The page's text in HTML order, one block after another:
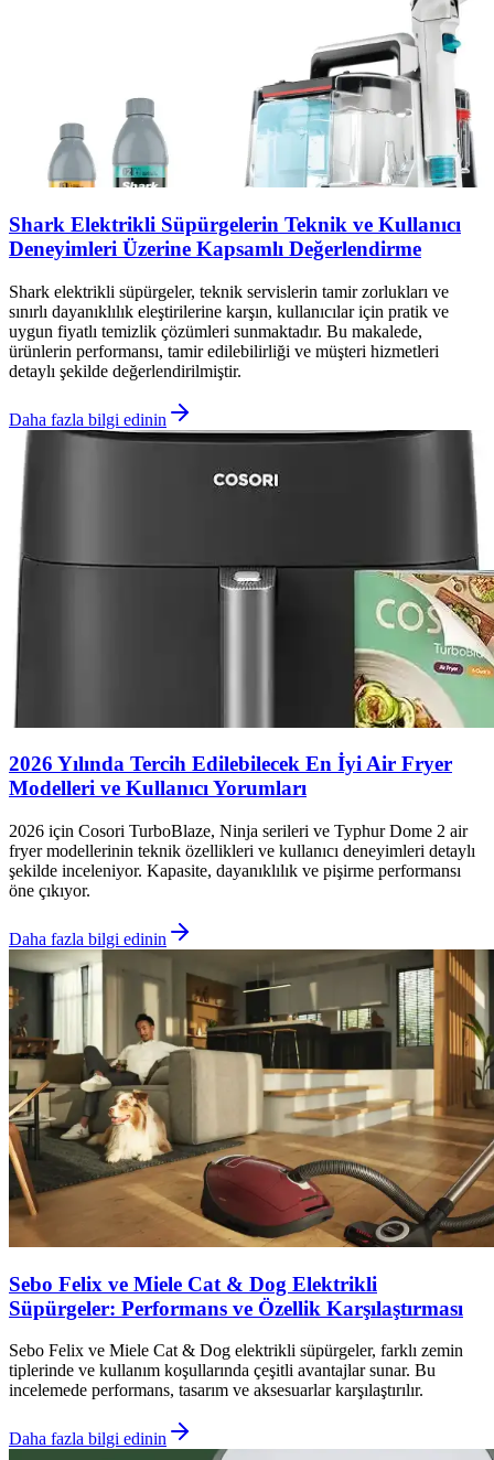
Shark Elektrikli Süpürgelerin Teknik ve Kullanıcı
Deneyimleri Üzerine Kapsamlı Değerlendirme
Shark elektrikli süpürgeler, teknik servislerin tamir zorlukları ve
sınırlı dayanıklılık eleştirilerine karşın, kullanıcılar için pratik ve
uygun fiyatlı temizlik çözümleri sunmaktadır. Bu makalede,
ürünlerin performansı, tamir edilebilirliği ve müşteri hizmetleri
detaylı şekilde değerlendirilmiştir.
Daha fazla bilgi edinin
2026 Yılında Tercih Edilebilecek En İyi Air Fryer
Modelleri ve Kullanıcı Yorumları
2026 için Cosori TurboBlaze, Ninja serileri ve Typhur Dome 2 air
fryer modellerinin teknik özellikleri ve kullanıcı deneyimleri detaylı
şekilde inceleniyor. Kapasite, dayanıklılık ve pişirme performansı
öne çıkıyor.
Daha fazla bilgi edinin
Sebo Felix ve Miele Cat & Dog Elektrikli
Süpürgeler: Performans ve Özellik Karşılaştırması
Sebo Felix ve Miele Cat & Dog elektrikli süpürgeler, farklı zemin
tiplerinde ve kullanım koşullarında çeşitli avantajlar sunar. Bu
incelemede performans, tasarım ve aksesuarlar karşılaştırılır.
Daha fazla bilgi edinin